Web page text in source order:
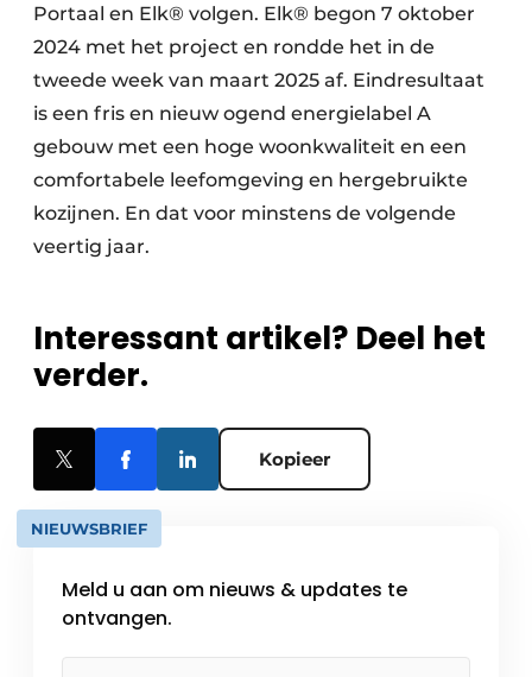
Portaal en Elk® volgen. Elk® begon 7 oktober
2024 met het project en rondde het in de
tweede week van maart 2025 af. Eindresultaat
is een fris en nieuw ogend energielabel A
gebouw met een hoge woonkwaliteit en een
comfortabele leefomgeving en hergebruikte
kozijnen. En dat voor minstens de volgende
veertig jaar.
Interessant artikel? Deel het
verder.
Kopieer
NIEUWSBRIEF
Meld u aan om nieuws & updates te
ontvangen.